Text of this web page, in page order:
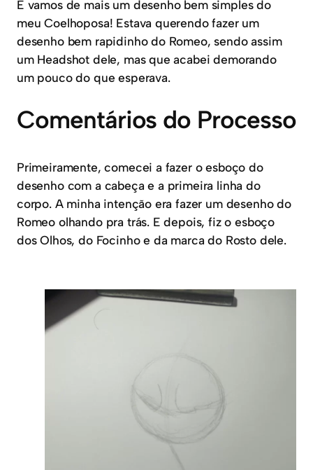
E vamos de mais um desenho bem simples do
meu Coelhoposa! Estava querendo fazer um
desenho bem rapidinho do Romeo, sendo assim
um Headshot dele, mas que acabei demorando
um pouco do que esperava.
Comentários do Processo
Primeiramente, comecei a fazer o esboço do
desenho com a cabeça e a primeira linha do
corpo. A minha intenção era fazer um desenho do
Romeo olhando pra trás. E depois, fiz o esboço
dos Olhos, do Focinho e da marca do Rosto dele.